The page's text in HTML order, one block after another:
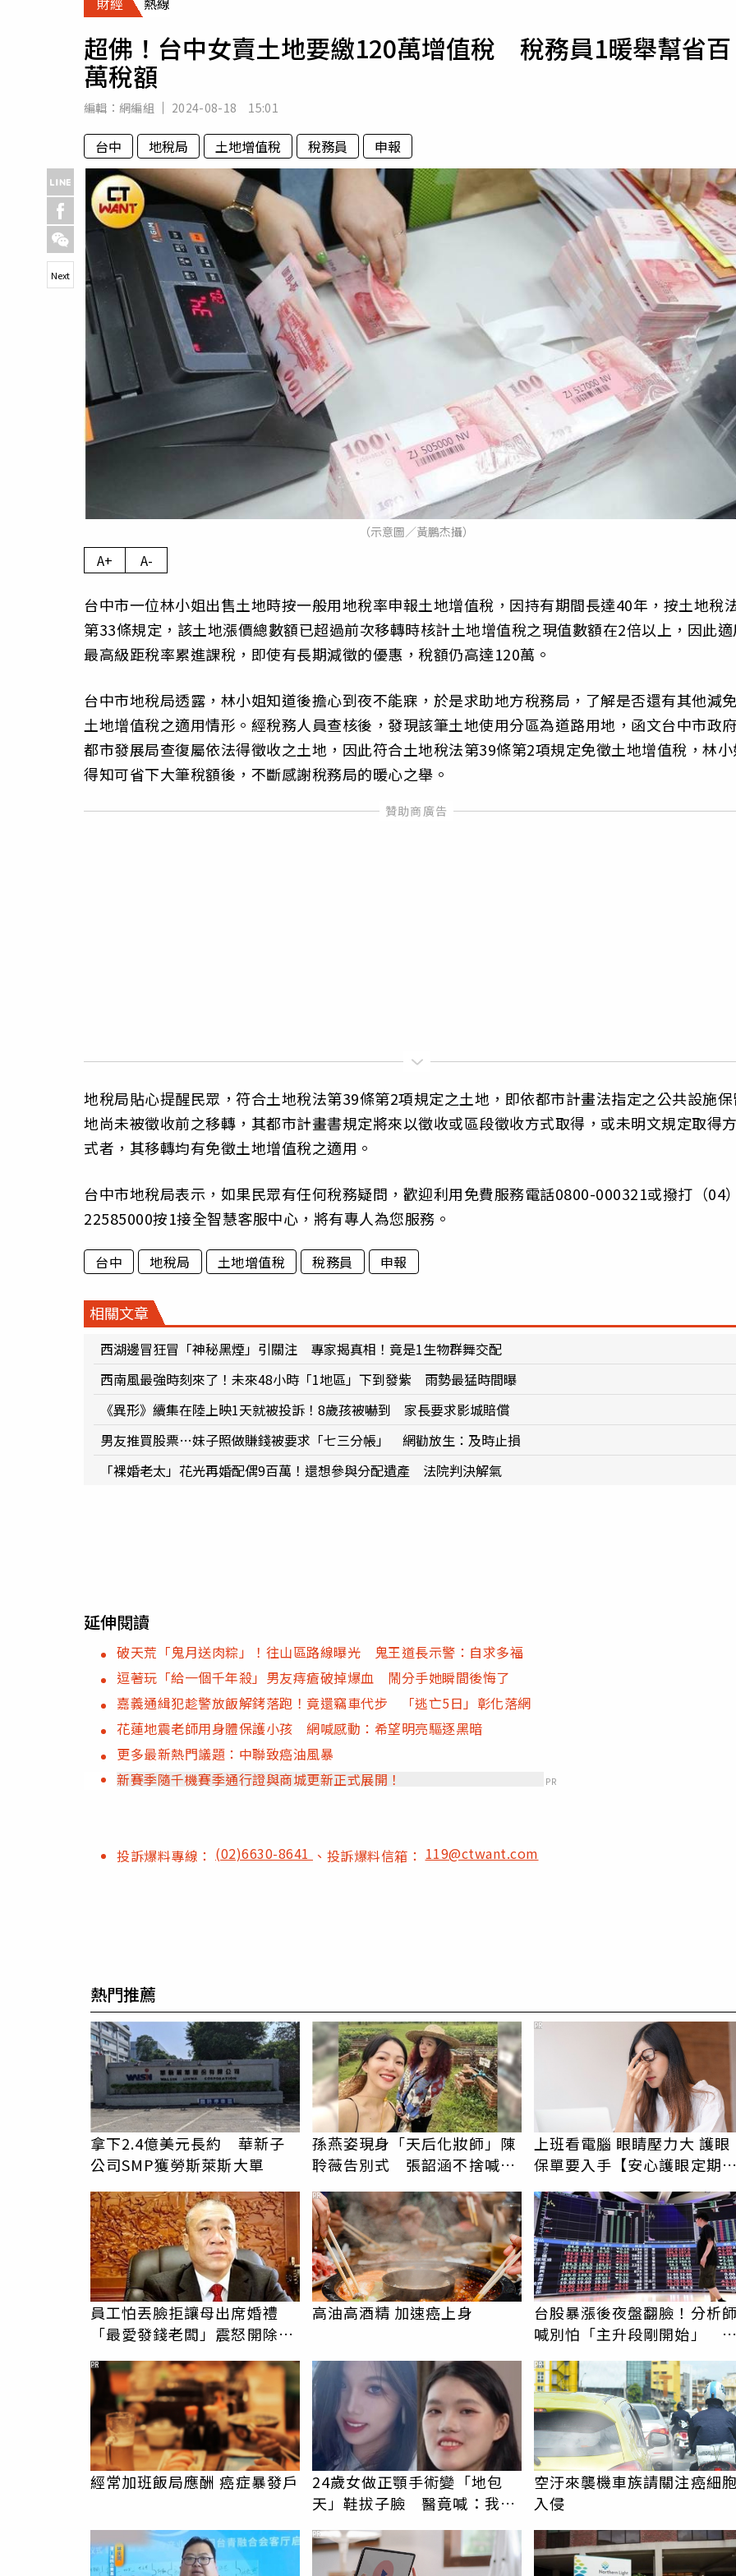
專欄
運勢
超佛！台中女賣土地要繳120萬增值稅 稅務員1暖舉幫省百
萬稅額
編輯： 網編組 2024-08-18 15:01
台中 地稅局 土地增值稅 稅務員 申報
（示意圖／黃鵬杰攝）
Next
A+ A-
台中市一位林小姐出售土地時按一般用地稅率申報土地增值稅，因持有期間長達40年，按土地稅
第33條規定，該土地漲價總數額已超過前次移轉時核計土地增值稅之現值數額在2倍以上，因此
最高級距稅率累進課稅，即使有長期減徵的優惠，稅額仍高達120萬。
台中市地稅局透露，林小姐知道後擔心到夜不能寐，於是求助地方稅務局，了解是否還有其他減
土地增值稅之適用情形。經稅務人員查核後，發現該筆土地使用分區為道路用地，函文台中市政
都市發展局查復屬依法得徵收之土地，因此符合土地稅法第39條第2項規定免徵土地增值稅，林
得知可省下大筆稅額後，不斷感謝稅務局的暖心之舉。
地稅局貼心提醒民眾，符合土地稅法第39條第2項規定之土地，即依都市計畫法指定之公共設施
地尚未被徵收前之移轉，其都市計畫書規定將來以徵收或區段徵收方式取得，或未明文規定取得
式者，其移轉均有免徵土地增值稅之適用。
台中市地稅局表示，如果民眾有任何稅務疑問，歡迎利用免費服務電話0800-000321或撥打（04
22585000按1接全智慧客服中心，將有專人為您服務。
台中 地稅局 土地增值稅 稅務員 申報
相關文章
西湖邊冒狂冒「神秘黑煙」引關注 專家揭真相！竟是1生物群舞交配
西南風最強時刻來了！未來48小時「1地區」下到發紫 雨勢最猛時間曝
《異形》續集在陸上映1天就被投訴！8歲孩被嚇到 家長要求影城賠償
男友推買股票…妹子照做賺錢被要求「七三分帳」 網勸放生：及時止損
「裸婚老太」花光再婚配偶9百萬！還想參與分配遺產 法院判決解氣
延伸閱讀
破天荒「鬼月送肉粽」！往山區路線曝光 鬼王道長示警：自求多福
逗著玩「給一個千年殺」男友痔瘡破掉爆血 鬧分手她瞬間後悔了
嘉義通緝犯趁警放飯解銬落跑！竟還竊車代步 「逃亡5日」彰化落網
花蓮地震老師用身體保護小孩 網喊感動：希望明亮驅逐黑暗
更多最新熱門議題：中聯致癌油風暴
新賽季隨千機賽季通行證與商城更新正式展開！
PR
投訴爆料專線： (02)6630-8641 、投訴爆料信箱：119@ctwant.com
熱門推薦
拿下2.4億美元長約 華新子
公司SMP獲勞斯萊斯大單
孫燕姿現身「天后化妝師」陳
聆薇告別式 張韶涵不捨喊：
上班看電腦 眼睛壓力大 護眼
保單要入手【安心護眼定期
PR
員工怕丟臉拒讓母出席婚禮
「最愛發錢老闆」震怒開除：
高油高酒精 加速癌上身
PR
台股暴漲後夜盤翻臉！分析
喊別怕「主升段剛開始」
經常加班飯局應酬 癌症暴發戶
PR
24歲女做正顎手術變「地包
天」鞋拔子臉 醫竟喊：我喜
歡，比較洋氣
空汙來襲機車族請關注癌細
入侵
PR
PR